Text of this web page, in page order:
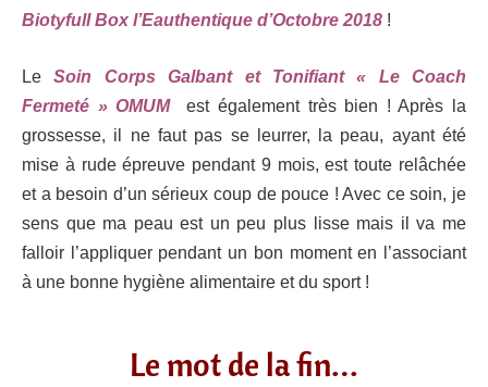
Biotyfull Box l’Eauthentique d’Octobre 2018 !
LeSoin Corps Galbant et Tonifiant « Le Coach
Fermeté » OMUM
est également très bien ! Après la
grossesse, il ne faut pas se leurrer, la peau, ayant été
mise à rude épreuve pendant 9 mois, est toute relâchée
et a besoin d’un sérieux coup de pouce ! Avec ce soin, je
sens que ma peau est un peu plus lisse mais il va me
falloir l’appliquer pendant un bon moment en l’associant
à une bonne hygiène alimentaire et du sport !
Le mot de la fin…